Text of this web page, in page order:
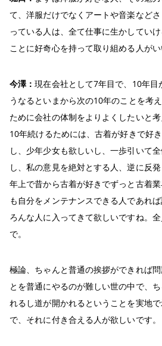
て、洋服だけでなくアートや音楽など
っている人は、全て仕事に生かしてい
ことに好奇心を持って取り組める人がい
今澤：現在会社として7年目で、10年目
うなるといまから次の10年のことを考
ために会社の体制をよりよくしたいと
10年続けるためには、古着が好きで好
し、少年少女も欲しいし、一歩引いて
し、私の意見を絶対とする人、逆に反
年上で昔から古着が好きでずっと古着
も自分をメンテナンスできる人であれ
ろんな人に入ってきて欲しいですね。
で。
極論、ちゃんと普通の挨拶ができれば
とを普通にやるのが難しい世の中で、
れるし道が開かれるということを実地
で、それに付き合える人が欲しいです。